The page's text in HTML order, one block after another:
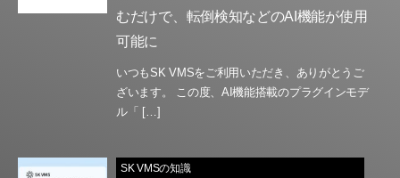
むだけで、転倒検知などのAI機能が使用
可能に
いつもSK VMSをご利用いただき、ありがとうご
ざいます。 この度、AI機能搭載のプラグインモデ
ル「 […]
SK VMSの知識